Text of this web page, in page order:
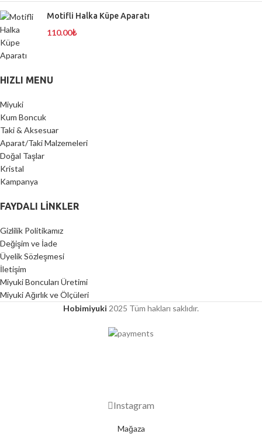
Motifli Halka Küpe Aparatı
110.00₺
HIZLI MENU
Miyuki
Kum Boncuk
Taki & Aksesuar
Aparat/Taki Malzemeleri
Doğal Taşlar
Kristal
Kampanya
FAYDALI LİNKLER
Gizlilik Politikamız
Değişim ve İade
Üyelik Sözleşmesi
İletişim
Miyuki Boncuları Üretimi
Miyuki Ağırlık ve Ölçüleri
Hobimiyuki 2025 Tüm hakları saklıdır.
Instagram
Mağaza